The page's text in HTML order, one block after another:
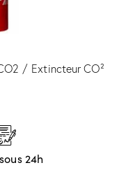
Extincteur CO²
24h